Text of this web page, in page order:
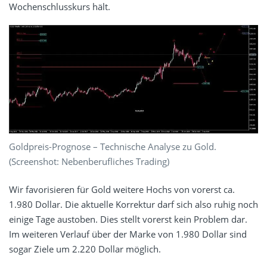
Wochenschlusskurs hält.
Goldpreis-Prognose – Technische Analyse zu Gold.
(Screenshot: Nebenberufliches Trading)
Wir favorisieren für Gold weitere Hochs von vorerst ca.
1.980 Dollar. Die aktuelle Korrektur darf sich also ruhig noch
einige Tage austoben. Dies stellt vorerst kein Problem dar.
Im weiteren Verlauf über der Marke von 1.980 Dollar sind
sogar Ziele um 2.220 Dollar möglich.